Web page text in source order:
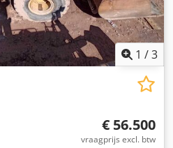
1 /3
€ 56.500
vraagprijs excl. btw